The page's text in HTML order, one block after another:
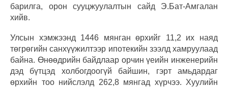
барилга, орон сууцжуулалтын сайд Э.Бат-Амгалан
хийв.
Улсын хэмжээнд 1446 мянган өрхийг 11,2 их наяд
төгрөгийн санхүүжилтээр ипотекийн зээлд хамруулаад
байна. Өнөөдрийн байдлаар орчин үеийн инженерийн
дэд бүтцэд холбогдоогүй байшин, гэрт амьдардаг
өрхийн тоо нийслэлд 262,8 мянгад хүрчээ. Хуулийн